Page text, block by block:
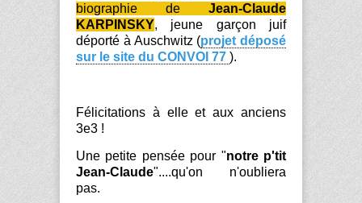
biographie de Jean-Claude
KARPINSKY, jeune garçon juif
déporté à Auschwitz (projet déposé
sur le site du CONVOI 77 ).
Félicitations à elle et aux anciens
3e3 !
Une petite pensée pour "notre p'tit
Jean-Claude"....qu'on n'oubliera
pas.